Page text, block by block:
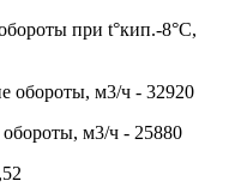
при t°кип.-8°С,
обороты, м3/ч - 32920
обороты, м3/ч - 25880